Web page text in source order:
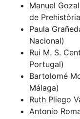
Manuel
de
Paula
Nacional)
Rui M. S.
Portugal)
Bartolomé
Málaga)
Ruth Pliego
Antonio